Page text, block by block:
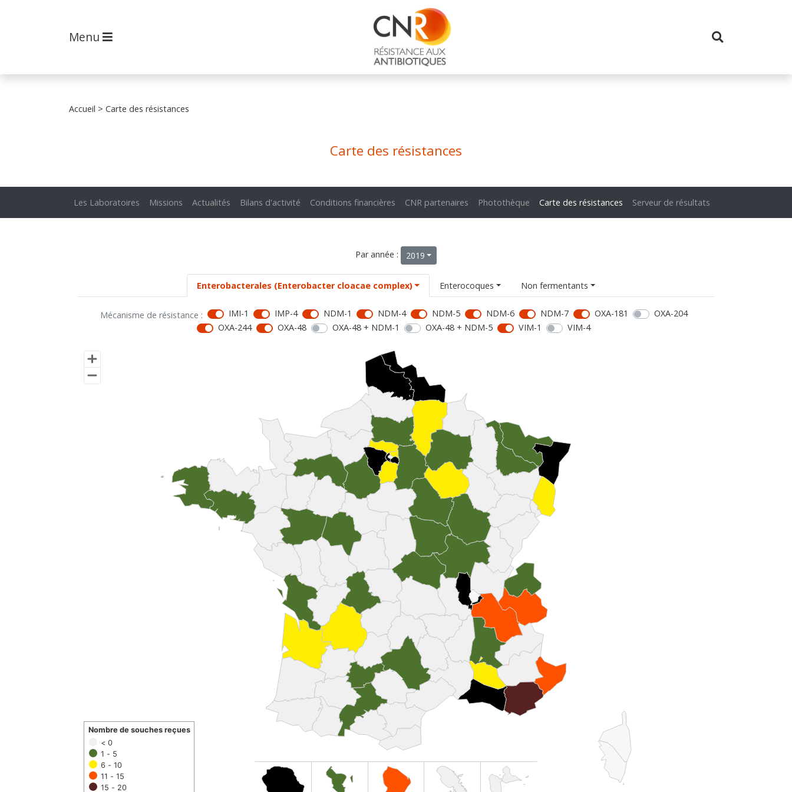
Menu
Accueil > Carte des résistances
Carte des résistances
Les Laboratoires Missions Actualités Bilans d'activité Conditions financières CNR partenaires Photothèque Carte des résistances Serveur de résultats
Par année : 2019
Enterobacterales (Enterobacter cloacae complex) Enterocoques Non fermentants
Mécanisme de résistance : IMI-1 IMP-4 NDM-1 NDM-4 NDM-5 NDM-6 NDM-7 OXA-181
OXA-204
OXA-244
OXA-48 OXA-48 + NDM-1 OXA-48 + NDM-5 VIM-1 VIM-4
< 0
1 - 5
6 - 10
11 - 15
15 - 20
Nombre de souches reçues